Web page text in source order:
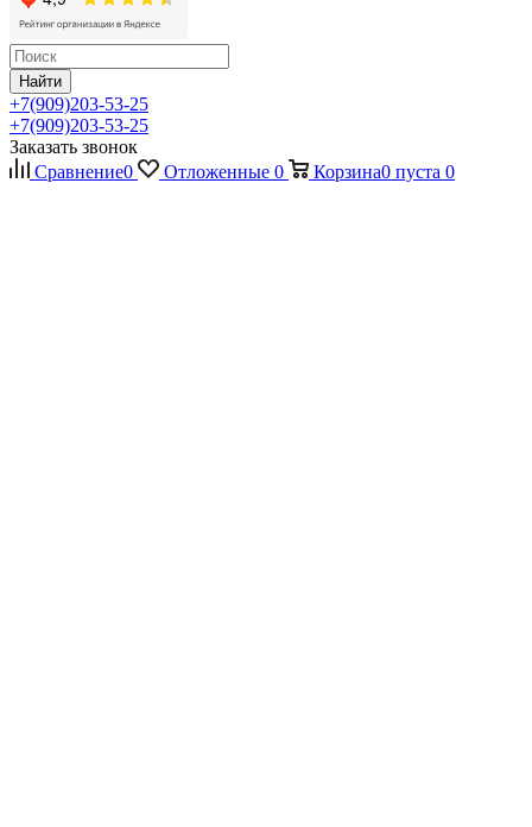
Найти
+7(909)203-53-25
+7(909)203-53-25
Заказать звонок
Сравнение0 Отложенные 0 Корзина0 пуста 0